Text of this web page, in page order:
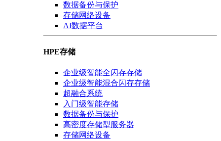
数据备份与保护
存储网络设备
AI数据平台
HPE存储
企业级智能全闪存存储
企业级智能混合闪存存储
超融合系统
入门级智能存储
数据备份与保护
高密度存储型服务器
存储网络设备